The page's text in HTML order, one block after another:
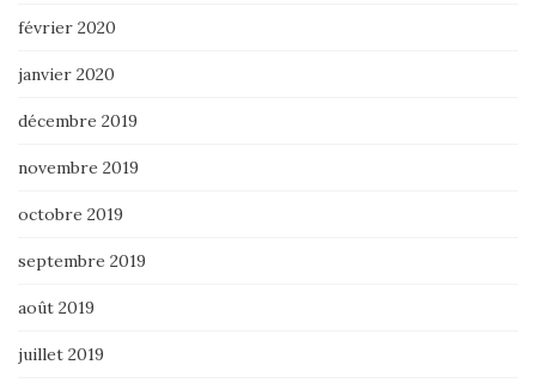
février 2020
janvier 2020
décembre 2019
novembre 2019
octobre 2019
septembre 2019
août 2019
juillet 2019